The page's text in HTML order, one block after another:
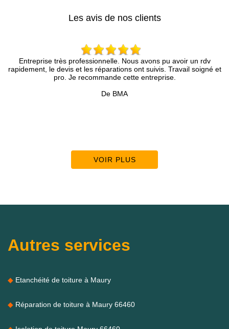
Les avis de nos clients
Nous avons pu avoir un rdv
et les réparations ont suivis. Travail soigné et
recommande cette entreprise.
Brun
compétence et une
présenté avec une
VOIR PLUS
Autres services
Etanchéité de toiture à Maury
Réparation de toiture à Maury 66460